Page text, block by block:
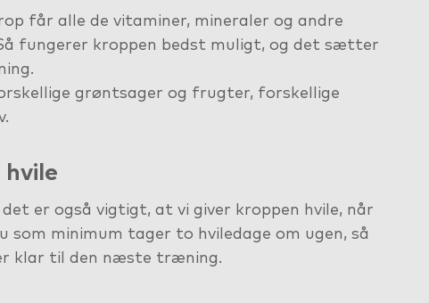
får alle de vitaminer, mineraler og andre
fungerer kroppen bedst muligt, og det sætter
grøntsager og frugter, forskellige
er også vigtigt, at vi giver kroppen hvile, når
minimum tager to hviledage om ugen, så
klar til den næste træning.